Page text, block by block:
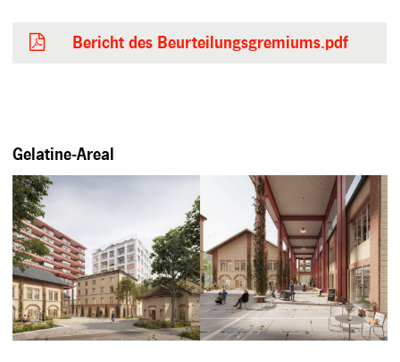
Bericht des Beurteilungsgremiums.pdf
Gelatine-Areal